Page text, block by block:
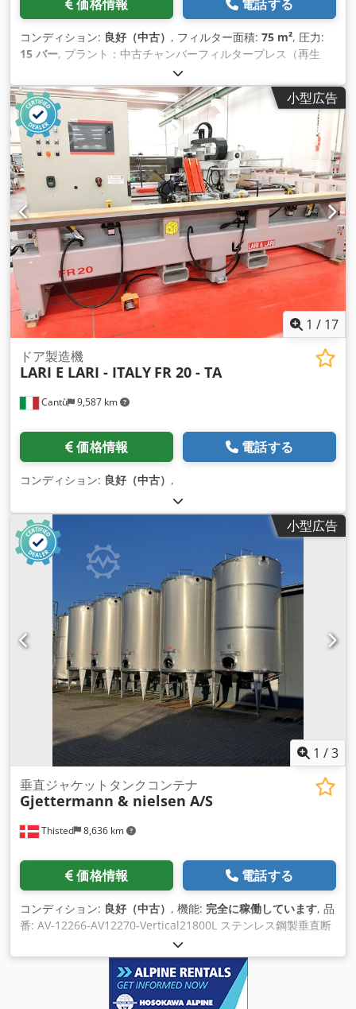
価格情報 電話する
コンディション: 良好（中古） , フィルター面積: 75 m², 圧力:
15 バー, プラント：中古チャンバーフィルタープレス（再生
品） デザイン：サイドレール 構造: お客様のご要望に応じたオ
プション。 フィルタープレート形式: 800x800 mm プレート
数: 68 フィルタープレート: PP ケーキ厚さ: 30 mm ドレン: 密
閉式 ろ布: 媒体によりオプションあり フィルター面積： 約
75.21 m² プレス容量： 約1081.2 dm3 プレートパック長: 約
4243 mm フィルター圧力：約15 bar プレート搬送: 手動 プレ
ートクロージャー：電気油圧式プレートクロージャー 安全装
置: 顧客の要求と設計によりオプション 付属品: 特別付属品とし
てオプション Crsdpfx Agsqakhuouef 制御盤: オプション 電
気: 任意すべての消費者の電気配線。 ポンプ技術：オプション
状態: 改装済み 購入またはレンタル：弊社工場にてシステムの
内覧が可能です。 このシステムのレンタルまたは購入をご希望
ですか？お気軽にお問い合わせください。
小型広告
1 / 17
Cantù 9,587 km
ドア製造機
LARI E LARI - ITALY FR 20 - TA
価格情報 電話する
コンディション: 良好（中古） ,
小型広告
1 /3
Thisted 8,636 km
垂直ジャケットタンクコンテナ
Gjettermann & nielsen A/S
価格情報 電話する
コンディション: 良好（中古） , 機能: 完全に稼働しています, 品
番: AV-12266-AV12270-Vertical21800L ステンレス鋼製垂直断
熱ジャケットタンク Csdpjv I Hbxsfx Agujrf 容量 21,800L 外形
寸法: 直径 Ø 2500/2600 mm、全高 6500 mm。 冷却ジャケッ
ト付き垂直断熱ステンレス鋼タンク - 3個 マンホール底部。